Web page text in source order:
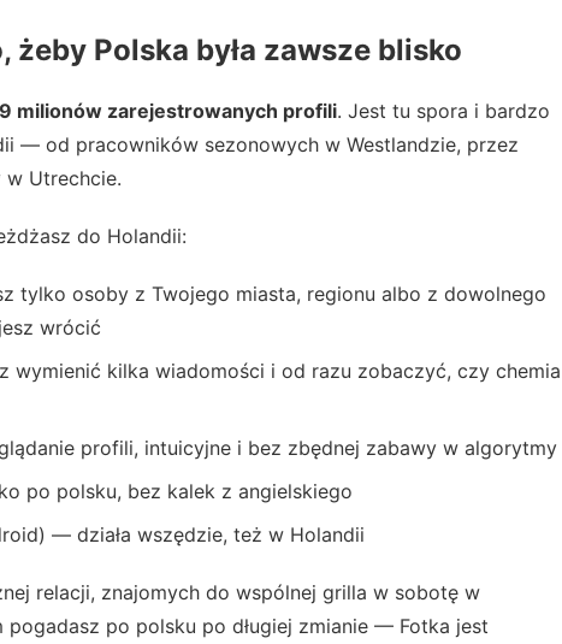
Polska była zawsze blisko
milionów zarejestrowanych profili. Jest tu spora i bardzo
— od pracowników sezonowych w Westlandzie, przez
Utrechcie.
do Holandii:
tylko osoby z Twojego miasta, regionu albo z dowolnego
wrócić
wymienić kilka wiadomości i od razu zobaczyć, czy chemia
profili, intuicyjne i bez zbędnej zabawy w algorytmy
po polsku, bez kalek z angielskiego
— działa wszędzie, też w Holandii
relacji, znajomych do wspólnej grilla w sobotę w
po polsku po długiej zmianie — Fotka jest